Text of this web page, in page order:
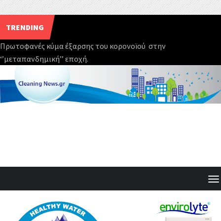
TRENDING
Πρωτοφανές κύμα έξαρσης του κορονοϊού στην
‘’μεταπανδημική’’ εποχή.
to
content
T